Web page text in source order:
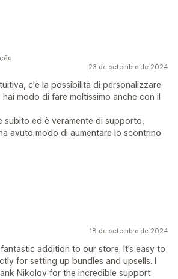
23 de setembro de 2024
c'è la possibilità di personalizzare
modo di fare moltissimo anche con il
subito ed è veramente di supporto,
avuto modo di aumentare lo scontrino
18 de setembro de 2024
addition to our store. It’s easy to
for setting up bundles and upsells. I
Nikolov for the incredible support